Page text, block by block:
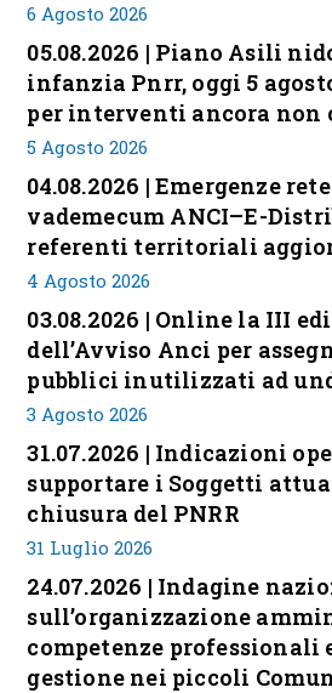
6 Agosto 2026
05.08.2026 | Piano Asili
infanzia Pnrr, oggi 5
per interventi ancora non
5 Agosto 2026
04.08.2026 | Emergenze
vademecum ANCI–E-
referenti territoriali
4 Agosto 2026
03.08.2026 | Online la III
dell’Avviso Anci per
pubblici inutilizzati ad
3 Agosto 2026
31.07.2026 | Indicazioni
supportare i Soggetti
chiusura del PNRR
31 Luglio 2026
24.07.2026 | Indagine
sull’organizzazione
competenze professionali
gestione nei piccoli